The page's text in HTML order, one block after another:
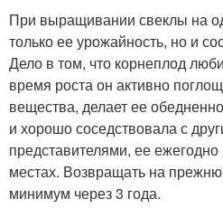
При выращивании свеклы на
только ее урожайность, но и
Дело в том, что корнеплод
время роста он активно
вещества, делает ее
и хорошо соседствовала с
представителями, ее
местах. Возвращать на
минимум через 3 года.